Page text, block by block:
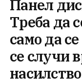
Панел
Треба да
само да
се случи
насилство